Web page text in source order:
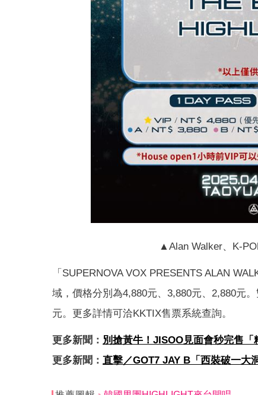
▲Alan Walker、K-
「SUPERNOVA VOX PRESENTS ALAN
域，價格分別為4,880元、3,880元、2,880元
元。更多詳情可洽KKTIX售票系統查詢。
更多新聞： 別搶黃牛！JISOO見面會秒完售「
更多新聞： 直擊／GOT7 JAY B「西裝破一